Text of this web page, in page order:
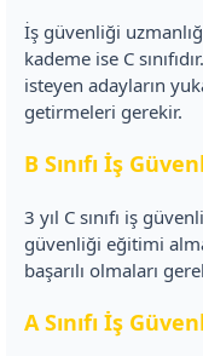
İş güvenliği
kademe ise C
isteyen adayların
getirmeleri gerekir.
B Sınıfı İş
3 yıl C sınıfı iş
güvenliği eğitimi
başarılı olmaları
A Sınıfı İş